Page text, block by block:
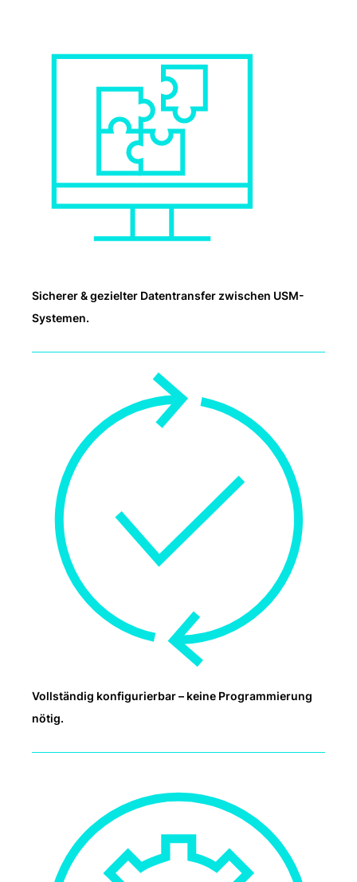
Sicherer & gezielter Datentransfer zwischen USM-
Systemen.
Vollständig konfigurierbar – keine Programmierung
nötig.